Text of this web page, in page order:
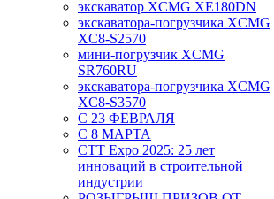
экскаватор XCMG XE180DN
экскаватора-погрузчика XCMG
XC8-S2570
мини-погрузчик XCMG
SR760RU
экскаватора-погрузчика XCMG
XC8-S3570
С 23 ФЕВРАЛЯ
С 8 МАРТА
CTT Expo 2025: 25 лет
инноваций в строительной
индустрии